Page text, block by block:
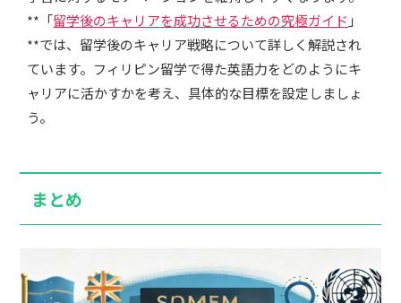
**「留学後のキャリアを成功させるための究極ガイド 」
**では、留学後のキャリア戦略について詳しく解説され
ています。フィリピン留学で得た英語力をどのようにキ
ャリアに活かすかを考え、具体的な目標を設定しましょ
う。
まとめ